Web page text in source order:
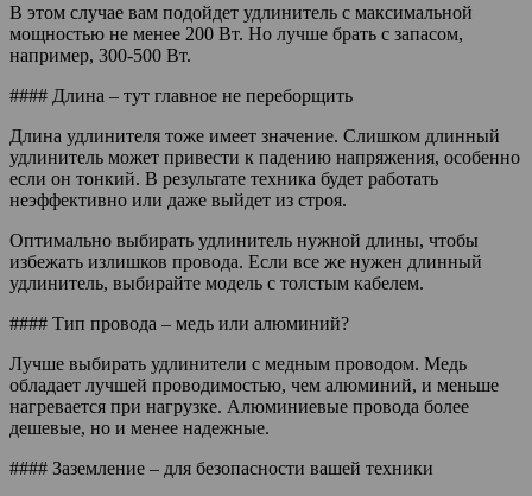
В этом случае вам подойдет удлинитель с максимальной
мощностью не менее 200 Вт. Но лучше брать с запасом,
например, 300-500 Вт.
#### Длина – тут главное не переборщить
Длина удлинителя тоже имеет значение. Слишком длинный
удлинитель может привести к падению напряжения, особенно
если он тонкий. В результате техника будет работать
неэффективно или даже выйдет из строя.
Оптимально выбирать удлинитель нужной длины, чтобы
избежать излишков провода. Если все же нужен длинный
удлинитель, выбирайте модель с толстым кабелем.
#### Тип провода – медь или алюминий?
Лучше выбирать удлинители с медным проводом. Медь
обладает лучшей проводимостью, чем алюминий, и меньше
нагревается при нагрузке. Алюминиевые провода более
дешевые, но и менее надежные.
#### Заземление – для безопасности вашей техники